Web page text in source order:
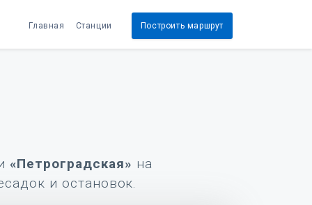
Главная Станции Построить маршрут
«Петроградская» на
и остановок.